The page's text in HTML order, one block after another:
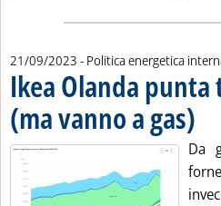
21/09/2023 - Politica energetica
Ikea Olanda
(ma vanno a gas)
Da